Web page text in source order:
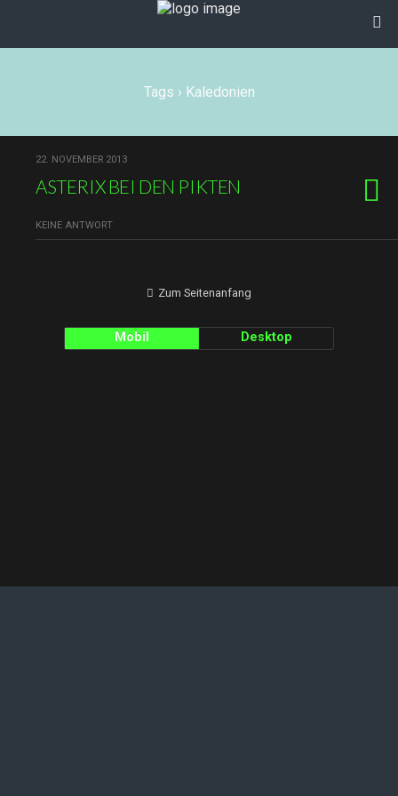
Tags › Kaledonien
22. NOVEMBER 2013
ASTERIX BEI DEN PIKTEN
KEINE ANTWORT
Zum Seitenanfang
Mobil Desktop